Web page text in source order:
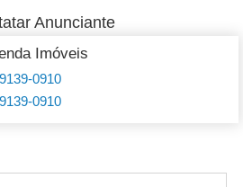
Anunciante
Imóveis
0910
0910